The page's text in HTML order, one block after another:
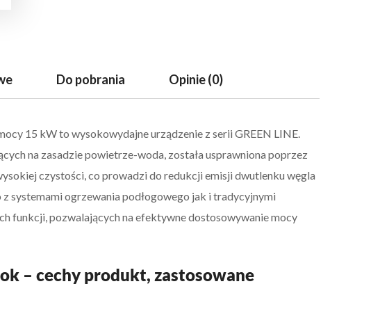
Do pobrania Opinie (0)
15 kW to wysokowydajne urządzenie z serii GREEN LINE.
na zasadzie powietrze-woda, została usprawniona poprzez
czystości, co prowadzi do redukcji emisji dwutlenku węgla
systemami ogrzewania podłogowego jak i tradycyjnymi
funkcji, pozwalających na efektywne dostosowywanie mocy
– cechy produkt, zastosowane